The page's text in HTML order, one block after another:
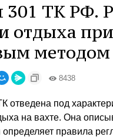
301 ТК РФ.
отдыха
методом
8438
отведена под
на вахте. Она
правила